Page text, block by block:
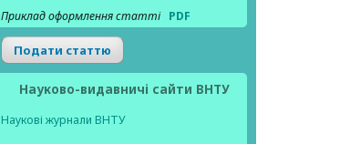
Приклад оформлення статті PDF
Подати статтю
Науково-видавничі сайти ВНТУ
Наукові журнали ВНТУ